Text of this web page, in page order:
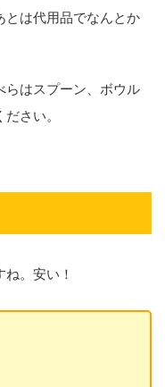
とは代用品でなんとか
らはスプーン、ボウル
さい。
。安い！